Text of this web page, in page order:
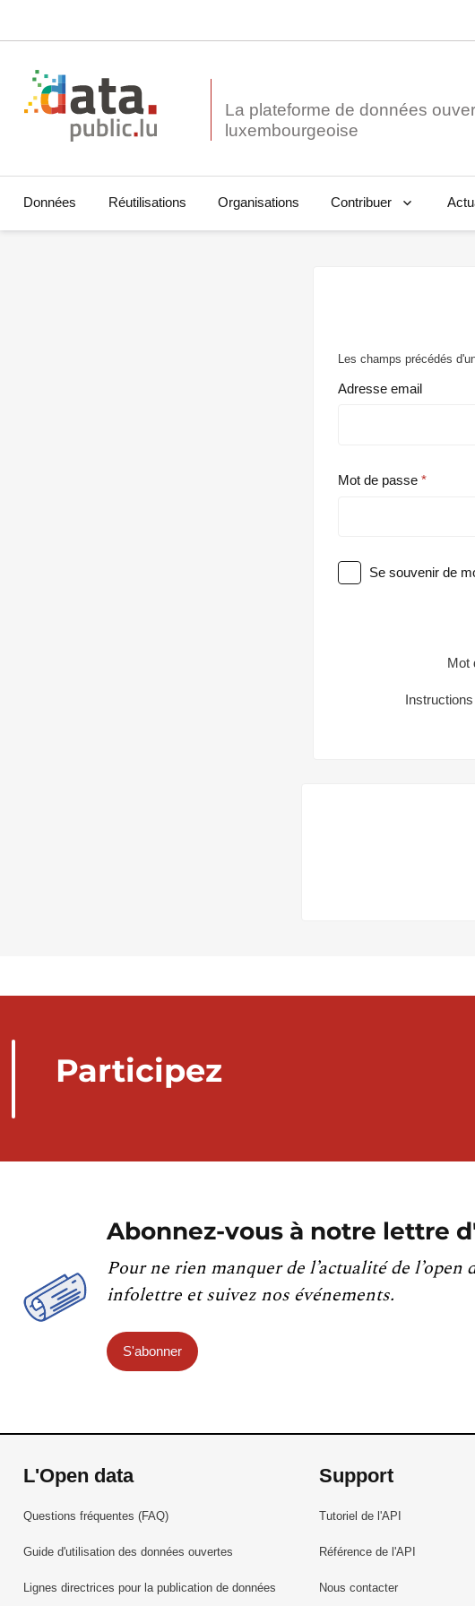
La plateforme de données
Données Réutilisations Organisations Contribuer
Les champs précédés
Adresse email
Mot de passe
Se souvenir de
Mot
Participez
Abonnez-vous à notre lettre
Pour ne rien manquer de l’actualité de
infolettre et suivez nos événements.
S'abonner
L'Open data
Questions fréquentes (FAQ)
Guide d'utilisation des données ouvertes
Lignes directrices pour la publication de données
Support
Tutoriel de l'API
Référence de l'API
Nous contacter